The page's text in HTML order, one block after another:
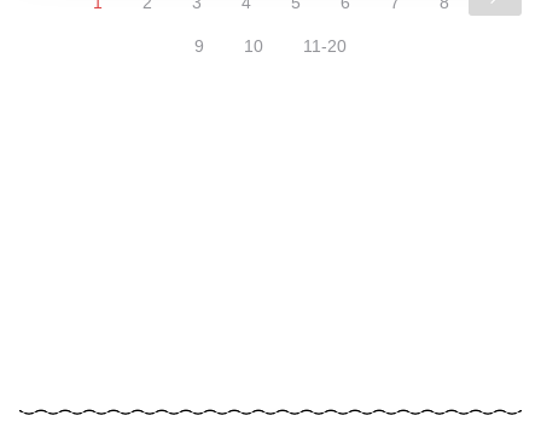
9 10 11-20